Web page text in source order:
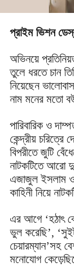
প্রাইম ভিশন
অভিনয়ে
তুলে ধরতে চান
নিয়েছেন
নাম মনের মতো
পারিবারিক ও
কেন্দ্রীয় চরিত্রে
বিপরীতে জুটি
নাটকটিতে আরো
এজাজুল ইসলাম ও
কাহিনী নিয়ে
এর আগে ‘হঠাৎ
ভুল করেছি’,
চেয়ারম্যান’সহ
মনোযোগ